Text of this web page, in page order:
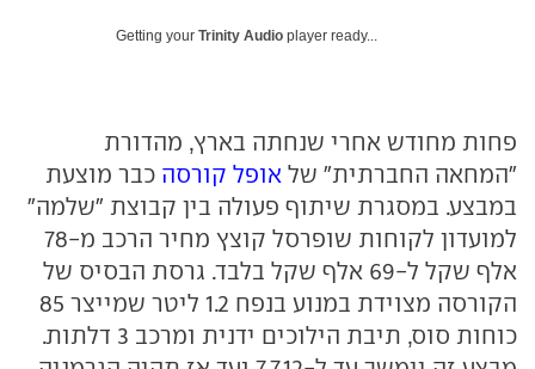
Getting your Trinity Audio player ready...
פחות מחודש אחרי שנחתה בארץ, מהדורת
"המחאה החברתית" של אופל קורסה כבר מוצעת
במבצע. במסגרת שיתוף פעולה בין קבוצת "שלמה"
למועדון לקוחות שופרסל קוצץ מחיר הרכב מ-78
אלף שקל ל-69 אלף שקל בלבד. גרסת הבסיס של
הקורסה מצוידת במנוע בנפח 1.2 ליטר שמייצר 85
כוחות סוס, תיבת הילוכים ידנית ומרכב 3 דלתות.